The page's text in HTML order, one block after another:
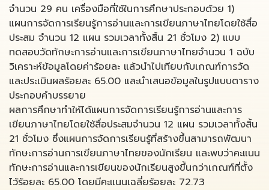
จำนวน 29 คน เครื่องมือที่ใช้ในการศึกษาประกอบด้วย 1)
แผนการจัดการเรียนรู้การอ่านและการเขียนภาษาไทยโดยใช้สื่อ
ประสม จำนวน 12 แผน รวมเวลาทั้งสิ้น 21 ชั่วโมง 2) แบบ
ทดสอบวัดทักษะการอ่านและการเขียนภาษาไทยจำนวน 1 ฉบับ
วิเคราะห์ข้อมูลโดยค่าร้อยละ แล้วนำไปเทียบกับเกณฑ์การวัด
และประเมินผลร้อยละ 65.00 และนำเสนอข้อมูลในรูปแบบตาราง
ประกอบคำบรรยาย
ผลการศึกษาทำให้ได้แผนการจัดการเรียนรู้การอ่านและการ
เขียนภาษาไทยโดยใช้สื่อประสมจำนวน 12 แผน รวมเวลาทั้งสิ้น
21 ชั่วโมง ซึ่งแผนการจัดการเรียนรู้ที่สร้างขึ้นสามารถพัฒนา
ทักษะการอ่านการเขียนภาษาไทยของนักเรียน และพบว่าคะแนน
ทักษะการอ่านและการเขียนของนักเรียนสูงขึ้นกว่าเกณฑ์ที่ตั้ง
ไว้ร้อยละ 65.00 โดยมีคะแนนเฉลี่ยร้อยละ 72.73